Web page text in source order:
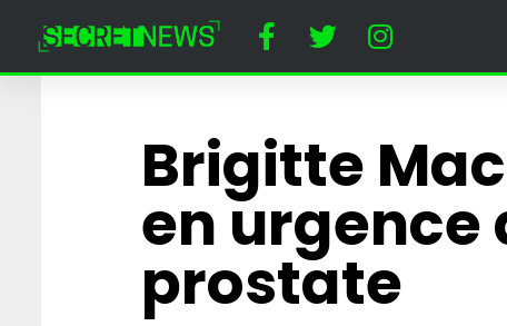
Brigitte
en urgence
prostate